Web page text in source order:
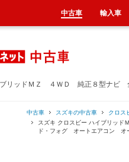
ブリッドＭＺ ４ＷＤ 純正８型ナビ
中古車 スズキの中古車 クロス
スズキ クロスビー ハイブリ
ド・フォグ オートエアコン
中古車 輸入車